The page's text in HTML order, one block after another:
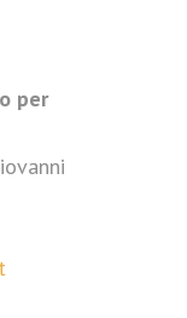
per